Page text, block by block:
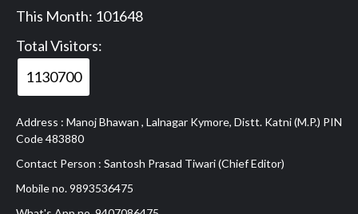
This Month: 101648
Total Visitors:
1130700
Address : Manoj Bhawan , Lalnagar Kymore, Distt. Katni (M.P.) PIN
Code 483880
Contact Person : Santosh Prasad Tiwari (Chief Editor)
Mobile no. 9893536475